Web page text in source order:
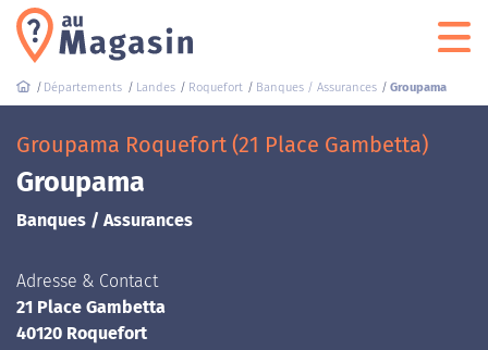
Départements Landes Roquefort Banques / Assurances Groupama
Groupama Roquefort (21 Place Gambetta)
Groupama
Banques / Assurances
Adresse & Contact
21 Place Gambetta
40120 Roquefort